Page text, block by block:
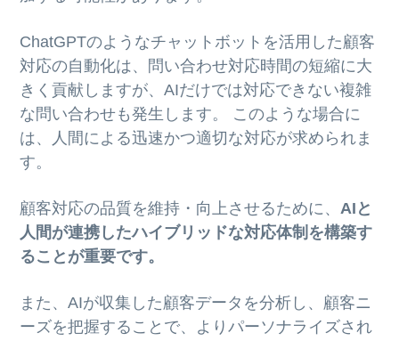
ChatGPTのようなチャットボットを活用した顧客
対応の自動化は、問い合わせ対応時間の短縮に大
きく貢献しますが、AIだけでは対応できない複雑
な問い合わせも発生します。 このような場合に
は、人間による迅速かつ適切な対応が求められま
す。
顧客対応の品質を維持・向上させるために、AIと
人間が連携したハイブリッドな対応体制を構築す
ることが重要です。
また、AIが収集した顧客データを分析し、顧客ニ
ーズを把握することで、よりパーソナライズされ